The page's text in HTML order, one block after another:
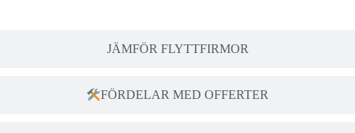
JÄMFÖR FLYTTFIRMOR
FÖRDELAR MED OFFERTER